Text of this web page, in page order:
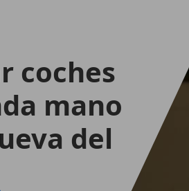
coches
mano
del